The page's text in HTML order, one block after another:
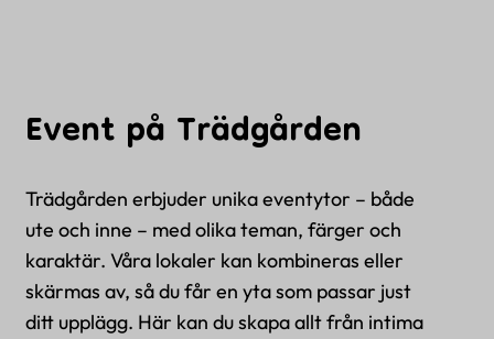
Event på Trädgården
Trädgården erbjuder unika eventytor – både
ute och inne – med olika teman, färger och
karaktär. Våra lokaler kan kombineras eller
skärmas av, så du får en yta som passar just
ditt upplägg. Här kan du skapa allt från intima